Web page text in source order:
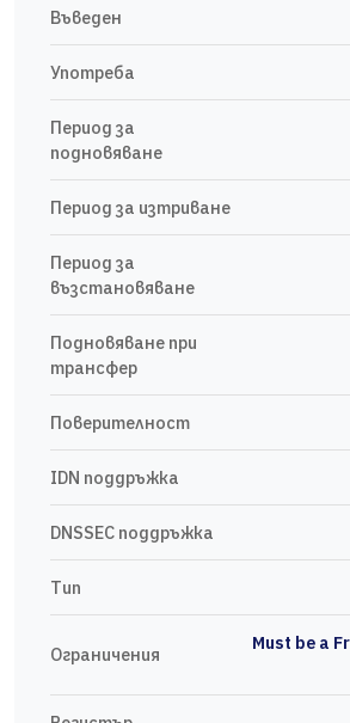
Въведен
Употреба
Период за
подновяване
Период за изтриване
Период за
възстановяване
Подновяване при
трансфер
Поверителност
IDN поддръжка
DNSSEC поддръжка
Тип
Ограничения
Must be a